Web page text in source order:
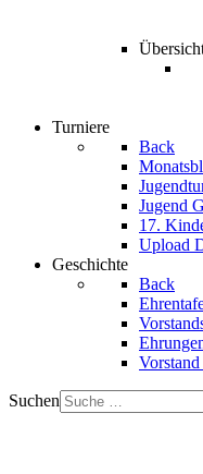
Turniere
Back
Jugend
17.
Upload
Geschichte
Back
Suchen